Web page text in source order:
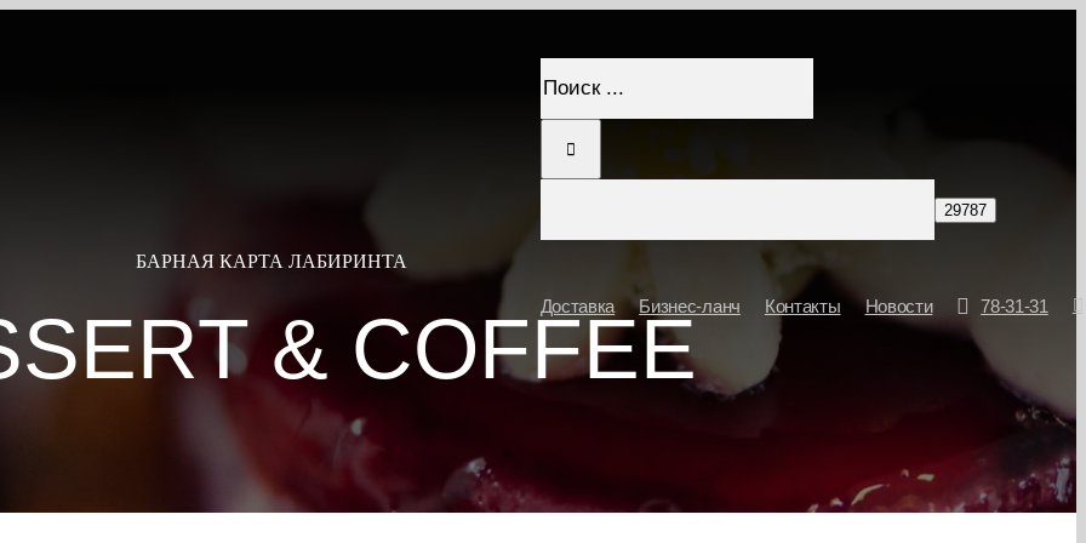
Результат
поиска:
Доставка Бизнес-ланч Контакты Новости 78-31-31
БАРНАЯ КАРТА ЛАБИРИНТА
& COFFEE